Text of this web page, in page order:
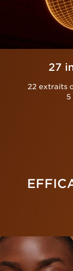
27
22 extraits
5